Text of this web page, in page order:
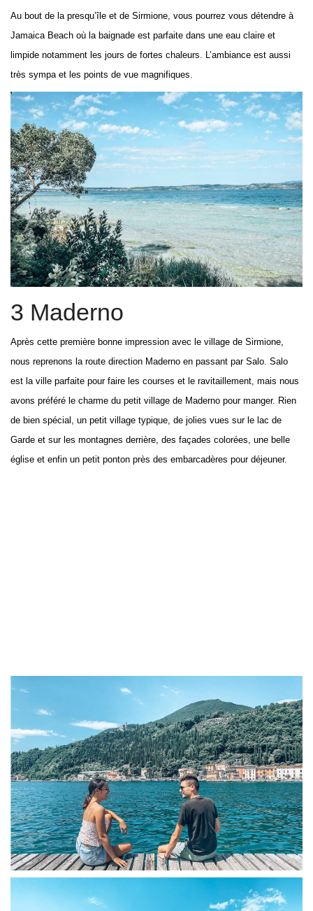
Au bout de la presqu’île et de Sirmione, vous pourrez vous détendre à
Jamaica Beach où la baignade est parfaite dans une eau claire et
limpide notamment les jours de fortes chaleurs. L’ambiance est aussi
très sympa et les points de vue magnifiques.
3 Maderno
Après cette première bonne impression avec le village de Sirmione,
nous reprenons la route direction Maderno en passant par Salo. Salo
est la ville parfaite pour faire les courses et le ravitaillement, mais nous
avons préféré le charme du petit village de Maderno pour manger. Rien
de bien spécial, un petit village typique, de jolies vues sur le lac de
Garde et sur les montagnes derrière, des façades colorées, une belle
église et enfin un petit ponton près des embarcadères pour déjeuner.